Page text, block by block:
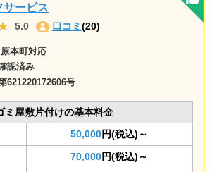
サービス
5.0 口コミ (20)
本町対応
認済み
621220172606号
ミ屋敷片付けの基本料金
50,000円(税込)～
70,000円(税込)～